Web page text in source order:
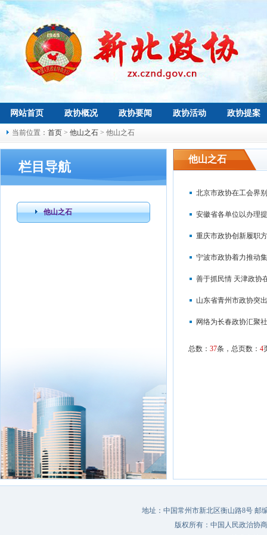
网站首页 政协概况 政协要闻 政协活动 政协提案
当前位置： 首页 > 他山之石 > 他山之石
栏目导航
他山之石
他山之石
北京市政协在工会界
安徽省各单位以办理
重庆市政协创新履职
宁波市政协着力推动
善于抓民情 天津政协
山东省青州市政协突
网络为长春政协汇聚
总数： 37条，总页数： 4
地址：中国常州市新北区衡山路8号 邮
版权所有：中国人民政治协